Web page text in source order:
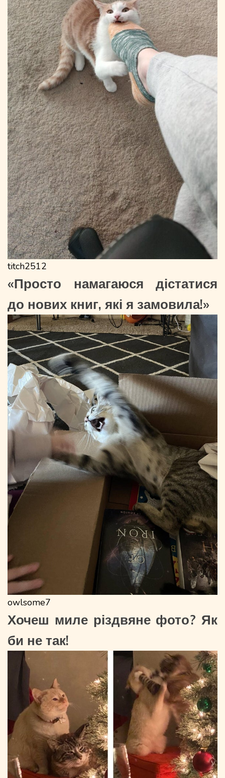
titch2512
«Просто намагаюся дістатися
до нових книг, які я замовила!»
owlsome7
Хочеш миле різдвяне фото? Як
би не так!